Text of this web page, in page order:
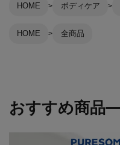
HOME ボディケア
HOME 全商品
おすすめ商品